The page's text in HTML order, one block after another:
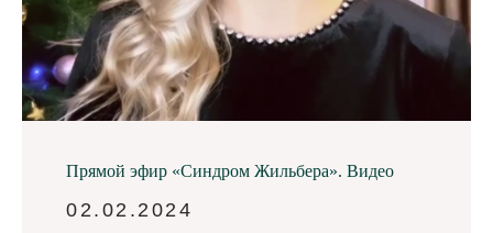
Прямой эфир «Синдром Жильбера». Видео
02.02.2024